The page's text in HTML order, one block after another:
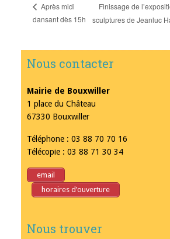
Après midi
dansant dès 15h
Finissage de
sculptures de Jeanluc
Nous contacter
Mairie de Bouxwiller
1 place du Château
67330 Bouxwiller
Téléphone : 03 88 70 70 16
Télécopie : 03 88 71 30 34
email
horaires d’ouverture
Nous trouver